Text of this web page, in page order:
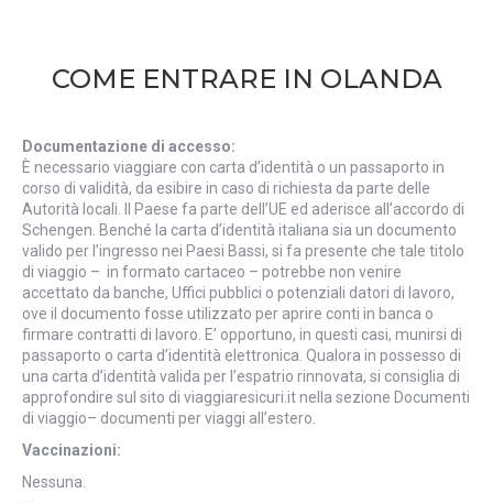
COME ENTRARE IN OLANDA
Documentazione di accesso:
È necessario viaggiare con carta d’identità o un passaporto in
corso di validità, da esibire in caso di richiesta da parte delle
Autorità locali. Il Paese fa parte dell’UE ed aderisce all’accordo di
Schengen. Benché la carta d’identità italiana sia un documento
valido per l’ingresso nei Paesi Bassi, si fa presente che tale titolo
di viaggio – in formato cartaceo – potrebbe non venire
accettato da banche, Uffici pubblici o potenziali datori di lavoro,
ove il documento fosse utilizzato per aprire conti in banca o
firmare contratti di lavoro. E’ opportuno, in questi casi, munirsi di
passaporto o carta d’identità elettronica. Qualora in possesso di
una carta d’identità valida per l’espatrio rinnovata, si consiglia di
approfondire sul sito di viaggiaresicuri.it nella sezione Documenti
di viaggio– documenti per viaggi all’estero.
Vaccinazioni:
Nessuna.